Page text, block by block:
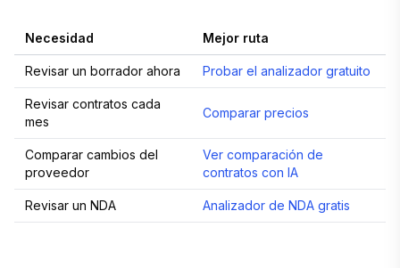
Necesidad Mejor ruta
Revisar un borrador ahora Probar el analizador gratuito
Revisar contratos cada
mes
Comparar precios
Comparar cambios del
proveedor
Ver comparación de
contratos con IA
Revisar un NDA Analizador de NDA gratis